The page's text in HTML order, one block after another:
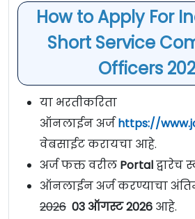
How to Apply For
Short Service
Officers
या भरतीकरिता
ऑनलाईन अर्जhttps://
वेबसाईट करायचा आहे.
अर्ज फक्त वरील Portalद्वारेच
ऑनलाईन अर्ज करण्याचा
2026 03 ऑगस्ट 2026 आहे.